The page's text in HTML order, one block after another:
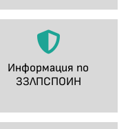
Информация по
ЗЗЛПСПОИН